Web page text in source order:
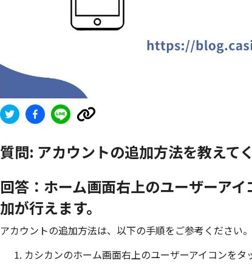
質問: アカウントの追加方法を教えて
回答：ホーム画面右上のユーザーア
加が行えます。
アカウントの追加方法は、以下の手順をご参考ください。
カシカンのホーム画面右上のユーザーアイコンをタ